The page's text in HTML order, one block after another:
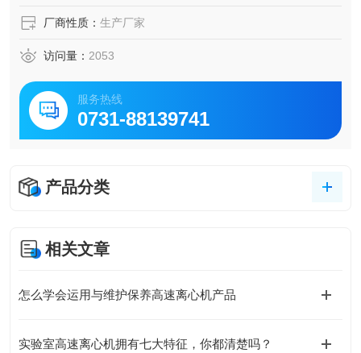
厂商性质： 生产厂家
访问量： 2053
服务热线
0731-88139741
产品分类
相关文章
怎么学会运用与维护保养高速离心机产品
实验室高速离心机拥有七大特征，你都清楚吗？